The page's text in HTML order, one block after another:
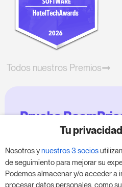
Todos nuestros Premios
Prueba
negocio
Aprovecha nuestra
negocio, sin compromiso.
Tu
Nosotros ynuestros 3 socios
de seguimiento para mejorar su
Podemos almacenar y/o acceder a
procesar datos personales, como